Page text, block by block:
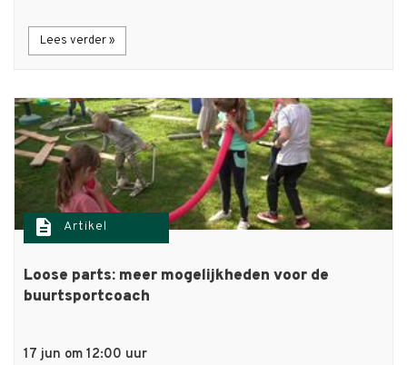
Lees verder »
description Artikel
Loose parts: meer mogelijkheden voor de
buurtsportcoach
17 jun om 12:00 uur